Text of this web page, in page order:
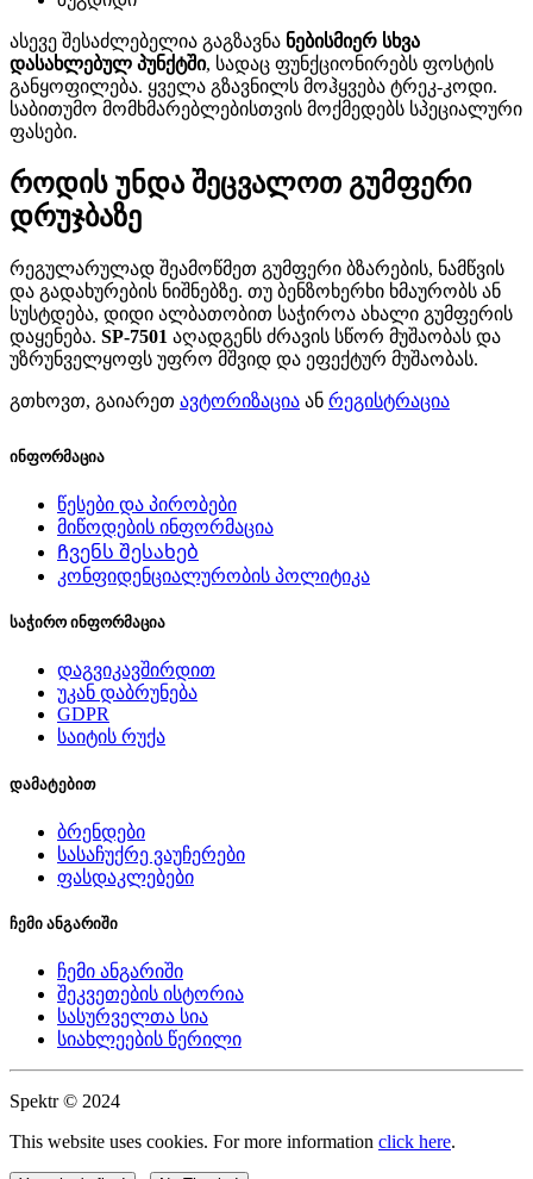
ასევე შესაძლებელია გაგზავნა ნებისმიერ სხვა
დასახლებულ პუნქტში, სადაც ფუნქციონირებს ფოსტის
განყოფილება. ყველა გზავნილს მოჰყვება ტრეკ-კოდი.
საბითუმო მომხმარებლებისთვის მოქმედებს სპეციალური
ფასები.
როდის უნდა შეცვალოთ გუმფერი
დრუჯბაზე
რეგულარულად შეამოწმეთ გუმფერი ბზარების, ნამწვის
და გადახურების ნიშნებზე. თუ ბენზოხერხი ხმაურობს ან
სუსტდება, დიდი ალბათობით საჭიროა ახალი გუმფერის
დაყენება. SP-7501 აღადგენს ძრავის სწორ მუშაობას და
უზრუნველყოფს უფრო მშვიდ და ეფექტურ მუშაობას.
გთხოვთ, გაიარეთ ავტორიზაცია ან რეგისტრაცია
ინფორმაცია
წესები და პირობები
მიწოდების ინფორმაცია
Ჩვენს შესახებ
კონფიდენციალურობის პოლიტიკა
საჭირო ინფორმაცია
დაგვიკავშირდით
უკან დაბრუნება
GDPR
საიტის რუქა
დამატებით
ბრენდები
სასაჩუქრე ვაუჩერები
ფასდაკლებები
ჩემი ანგარიში
ჩემი ანგარიში
შეკვეთების ისტორია
სასურველთა სია
სიახლეების წერილი
Spektr © 2024
This website uses cookies. For more information click here.